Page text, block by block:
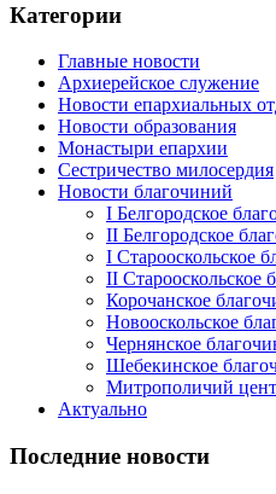
Категории
Главные новости
Архиерейское служение
Новости епархиальных
Новости образования
Монастыри епархии
Сестричество милосердия
Новости благочиний
I Белгородское
II Белгородское
I Старооскольское
II Старооскольское
Корочанское
Новооскольское
Чернянское
Шебекинское
Митрополичий
Актуально
Последние новости